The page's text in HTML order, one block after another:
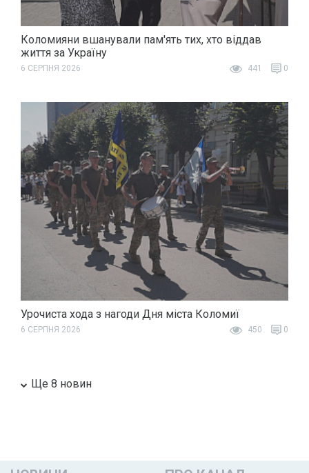
Коломияни вшанували пам'ять тих, хто віддав
життя за Україну
6 СЕРПНЯ 2026 441 0
Урочиста хода з нагоди Дня міста Коломиї
6 СЕРПНЯ 2026 450 0
Ще 8 новин